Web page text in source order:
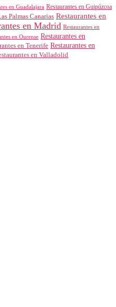
en Guadalajara Restaurantes en Guipúzcoa
Palmas Canarias Restaurantes en
en Madrid Restaurantes en
en Ourense Restaurantes en
en Tenerife Restaurantes en
en Valladolid